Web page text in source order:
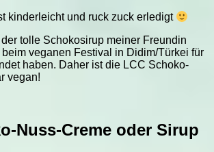
kinderleicht und ruck zuck erledigt
der tolle Schokosirup meiner Freundin
veganen Festival in Didim/Türkei für
haben. Daher ist die LCC Schoko-
vegan!
Nuss-Creme oder Sirup